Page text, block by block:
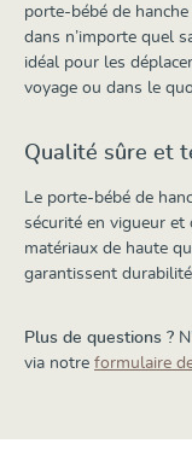
porte-bébé de
dans n’importe quel
idéal pour les
voyage ou dans le
Qualité sûre et
Le porte-bébé de
sécurité en vigueur et
matériaux de haute
garantissent
Plus de questions ?
via notre formulaire